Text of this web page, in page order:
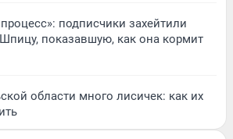
подписчики захейтили
Шпицу, показавшую, как она кормит
области много лисичек: как их